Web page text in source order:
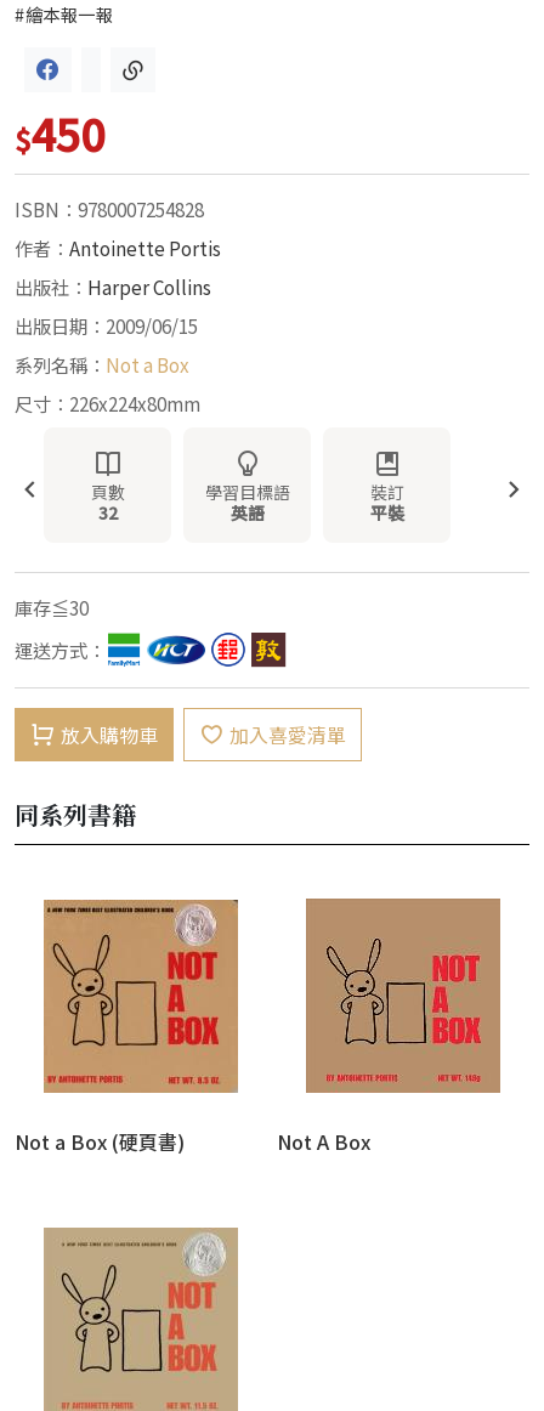
#繪本報一報
$450
ISBN：9780007254828
作者： Antoinette Portis
出版社： Harper Collins
出版日期：2009/06/15
系列名稱： Not a Box
尺寸：226x224x80mm
頁數
32
學習目標語
英語
裝訂
平裝
庫存≦30
運送方式：
放入購物車 加入喜愛清單
同系列書籍
Not a Box (硬頁書) Not A Box